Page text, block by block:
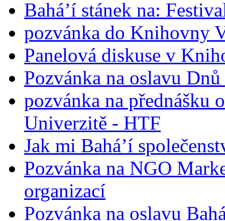
Bahá’í stánek na:
pozvánka do Knihovny
Panelová diskuse v
Pozvánka na oslavu
pozvánka na přednášku
Univerzitě - HTF
Jak mi Bahá’í
Pozvánka na NGO
organizací
Pozvánka na oslavu